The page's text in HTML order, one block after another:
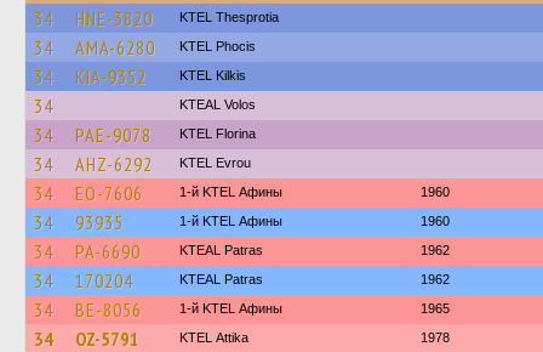
34 HNE-3820 KTEL Thesprotia
34 AMA-6280 ΚΤΕL Phocis
34 KIA-9352 KTEL Kilkis
34 KTEAL Volos
34 PAE-9078 KTEL Florina
34 AHZ-6292 KTEL Evrou
34 EO-7606 1-й KTEL Афины 1960
34 93935 1-й KTEL Афины 1960
34 PA-6690 KTEAL Patras 1962
34 170204 KTEAL Patras 1962
34 BE-8056 1-й KTEL Афины 1965
34 OZ-5791 KΤΕL Αttika 1978